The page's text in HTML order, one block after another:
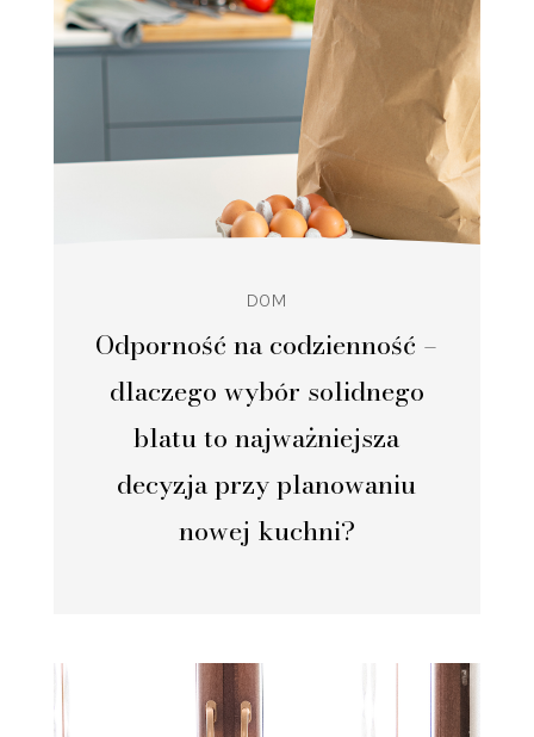
Odporność na codzienność –
dlaczego wybór solidnego
blatu to najważniejsza
decyzja przy planowaniu
nowej kuchni?
DOM